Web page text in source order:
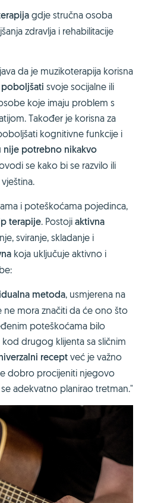
gdje stručna osoba
zdravlja i rehabilitacije
da je muzikoterapija korisna
svoje socijalne ili
koje imaju problem s
Također je korisna za
kognitivne funkcije i
nije potrebno nikakvo
se kako bi se razvilo ili
i poteškoćama pojedinca,
terapije. Postoji aktivna
sviranje, skladanje i
koja uključuje aktivno i
metoda, usmjerena na
mora značiti da će ono što
poteškoćama bilo
drugog klijenta sa sličnim
receptveć je važno
dobro procijeniti njegovo
adekvatno planirao tretman."